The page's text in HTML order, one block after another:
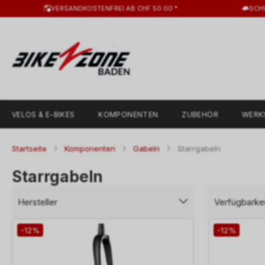
VERSANDKOSTENFREI AB CHF 50.00 *
VELOS & E-BIKES KOMPONENTEN ZUBEHÖR
Startseite Komponenten Gabeln Starrgabeln
Starrgabeln
Hersteller
-12% -12%